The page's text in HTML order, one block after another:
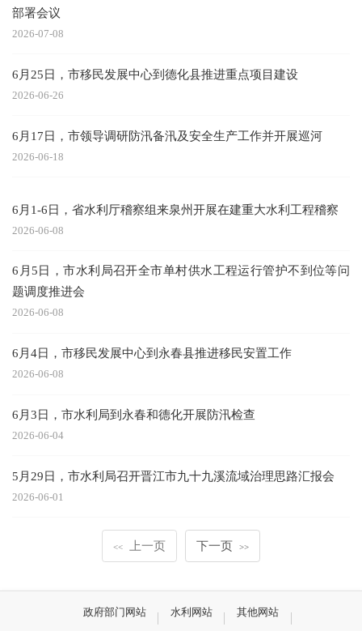
部署会议
2026-07-08
6月25日，市移民发展中心到德化县推进重点项目建设
2026-06-26
6月17日，市领导调研防汛备汛及安全生产工作并开展巡河
2026-06-18
6月1-6日，省水利厅稽察组来泉州开展在建重大水利工程稽察
2026-06-08
6月5日，市水利局召开全市单村供水工程运行管护不到位等问
题调度推进会
2026-06-08
6月4日，市移民发展中心到永春县推进移民安置工作
2026-06-08
6月3日，市水利局到永春和德化开展防汛检查
2026-06-04
5月29日，市水利局召开晋江市九十九溪流域治理思路汇报会
2026-06-01
<< 上一页 下一页 >>
政府部门网站 水利网站 其他网站